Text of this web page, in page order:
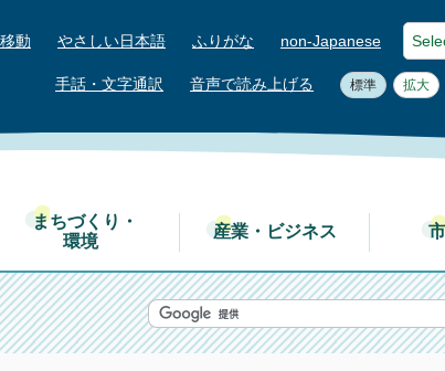
動 やさしい日本語 ふりがな non-Japanese
手話・文字通訳 音声で読み上げる 標準 拡大
まちづくり・
環境
産業・ビジネス